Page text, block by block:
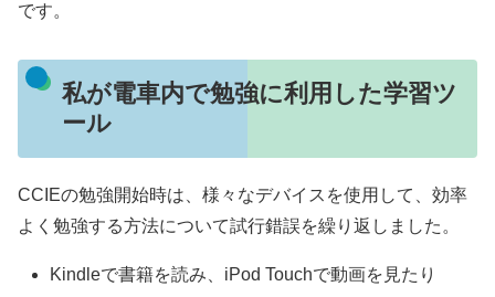
です。
私が電車内で勉強に利用した学習ツ
ール
CCIEの勉強開始時は、様々なデバイスを使用して、効率
よく勉強する方法について試行錯誤を繰り返しました。
Kindleで書籍を読み、iPod Touchで動画を見たり